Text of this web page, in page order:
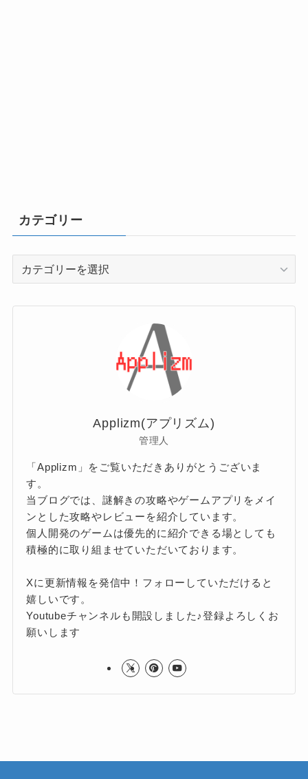
カテゴリー
Applizm(アプリズム)
管理人
「Applizm」をご覧いただきありがとうございま
す。
当ブログでは、謎解きの攻略やゲームアプリをメイ
ンとした攻略やレビューを紹介しています。
個人開発のゲームは優先的に紹介できる場としても
積極的に取り組ませていただいております。
Xに更新情報を発信中！フォローしていただけると
嬉しいです。
Youtubeチャンネルも開設しました♪登録よろしくお
願いします